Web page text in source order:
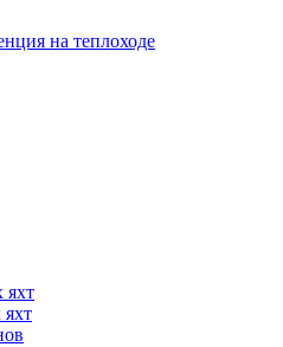
на теплоходе
яхт